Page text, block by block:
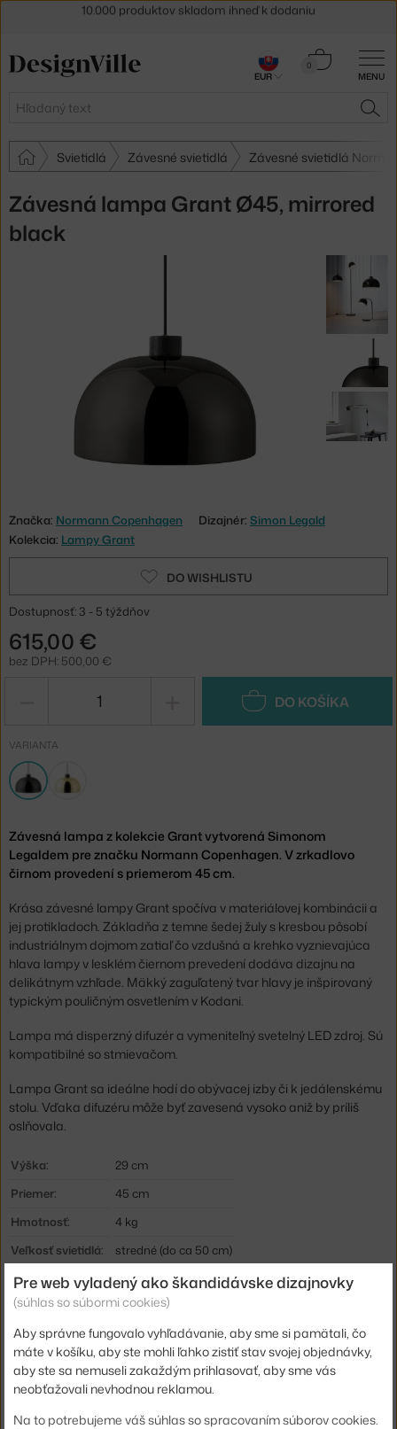
MENU
Hľadať
0
Košík
Svietidlá Závesné svietidlá Závesné svietidlá
Závesná lampa Grant Ø45, mirrored
black
Značka: Normann Copenhagen Dizajnér: Simon Legald
Kolekcia: Lampy Grant
DO WISHLISTU
Dostupnosť: 3 - 5 týždňov
615,00 €
bez DPH: 500,00 €
DO KOŠÍKA
VARIANTA
Závesná lampa z kolekcie Grant vytvorená Simonom
Legaldem pre značku Normann Copenhagen. V zrkadlovo
čirnom provedení s priemerom 45 cm.
Krása závesné lampy Grant spočíva v materiálovej kombinácii a
jej protikladoch. Základňa z temne šedej žuly s kresbou pôsobí
industriálnym dojmom zatiaľ čo vzdušná a krehko vyznievajúca
hlava lampy v lesklém čiernom prevedení dodáva dizajnu na
delikátnym vzhľade. Mäkký zaguľatený tvar hlavy je inšpirovaný
typickým pouličným osvetlením v Kodani.
Lampa má disperzný difuzér a vymeniteľný svetelný LED zdroj. Sú
kompatibilné so stmievačom.
Lampa Grant sa ideálne hodí do obývacej izby či k jedálenskému
stolu. Vďaka difuzéru môže byť zavesená vysoko aniž by príliš
oslňovala.
Výška:
29 cm
Priemer:
45 cm
Hmotnosť:
4 kg
Veľkosť svietidlá:
stredné (do ca 50 cm)
Farba:
čierna
Materiál:
oceľ, žula
Krytie:
IP20
Hlavný materiál:
kov
Pätica / zdroj:
GX53
Životnosť:
10000 hod.
30 dní na vrátenie tovaru
EUR
Pre web vyladený ako škandidávske dizajnovky
(súhlas so súbormi cookies)
Aby správne fungovalo vyhľadávanie, aby sme si pamätali, čo
máte v košíku, aby ste mohli ľahko zistiť stav svojej objednávky,
aby ste sa nemuseli zakaždým prihlasovať, aby sme vás
neobťažovali nevhodnou reklamou.
Na to potrebujeme váš súhlas so spracovaním súborov cookies.